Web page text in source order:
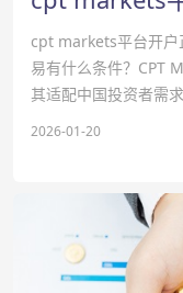
cpt markets平台开
易有什么条件？‌‌CPT
其适配中国投资者需
2026-01-20